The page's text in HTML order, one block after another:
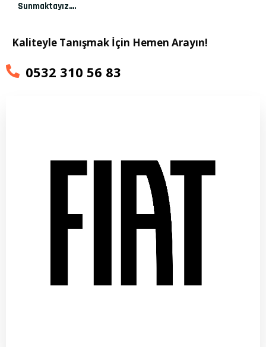
Sunmaktayız....
Kaliteyle Tanışmak İçin Hemen Arayın!
0532 310 56 83